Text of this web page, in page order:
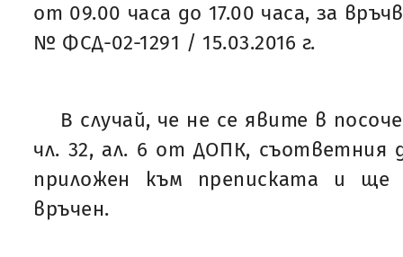
от 09.00 часа до 17.00 часа, за
№ ФСД-02-1291 / 15.03.2016 г.
В случай, че не се явите в
чл. 32, ал. 6 от ДОПК,
приложен към преписката и ще
връчен.